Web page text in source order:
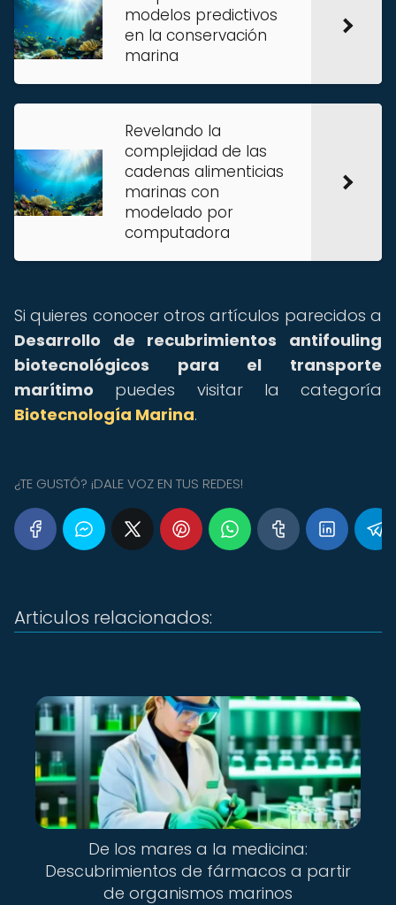
modelos predictivos
en la conservación
marina
Revelando la
complejidad de las
cadenas alimenticias
marinas con
modelado por
computadora
Si quieres conocer otros artículos parecidos a
Desarrollo de recubrimientos antifouling
biotecnológicos para el transporte
marítimo puedes visitar la categoría
Biotecnología Marina.
¿TE GUSTÓ? ¡DALE VOZ EN TUS REDES!
Articulos relacionados:
De los mares a la medicina:
Descubrimientos de fármacos a partir
de organismos marinos